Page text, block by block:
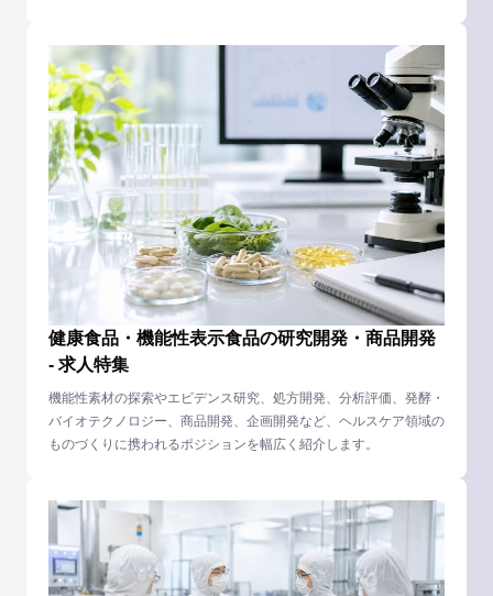
健康食品・機能性表示食品の研究開発・商品開発
- 求人特集
機能性素材の探索やエビデンス研究、処方開発、分析評価、発酵・
バイオテクノロジー、商品開発、企画開発など、ヘルスケア領域の
ものづくりに携われるポジションを幅広く紹介します。